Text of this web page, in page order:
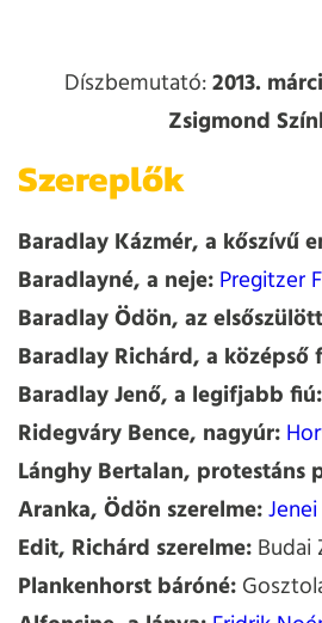
Díszbemutató:2013.
Zsigmond
Szereplők
Baradlay Kázmér, a kőszívű
Baradlayné, a neje:Pregitzer
Baradlay Ödön, az
Baradlay Richárd, a középső
Baradlay Jenő, a legifjabb fiú:
Ridegváry Bence, nagyúr:
Lánghy Bertalan, protestáns
Aranka, Ödön szerelme:
Edit, Richárd szerelme:Budai
Plankenhorst báróné: